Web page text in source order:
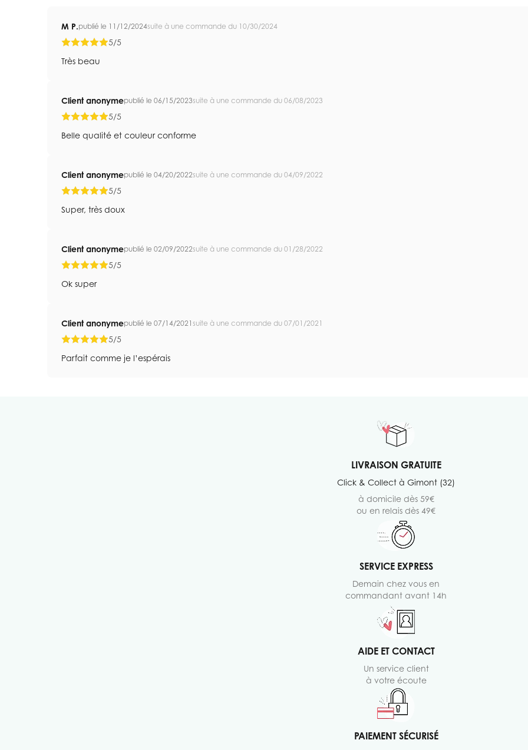
M P.publié le 11/12/2024suite à une commande du 10/30/2024
5/5
Très beau
Client anonymepublié le 06/15/2023suite à une commande du 06/08/2023
5/5
Belle qualité et couleur conforme
Client anonymepublié le 04/20/2022suite à une commande du 04/09/2022
5/5
Super, très doux
Client anonymepublié le 02/09/2022suite à une commande du 01/28/2022
5/5
Ok super
Client anonymepublié le 07/14/2021 suite à une commande du 07/01/2021
5/5
Parfait comme je l’espérais
LIVRAISON GRATUITE
Click & Collect à Gimont (32)
à domicile dès 59€
ou en relais dès 49€
SERVICE EXPRESS
Demain chez vous en
commandant avant 14h
AIDE ET CONTACT
Un service client
à votre écoute
PAIEMENT SÉCURISÉ